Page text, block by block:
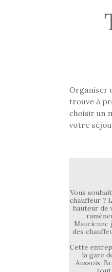
Organiser
trouve à
choisir un
votre
Vous
chauffeur ?
hauteur de
Maurienne
des
Cette
la gare
Aussois,